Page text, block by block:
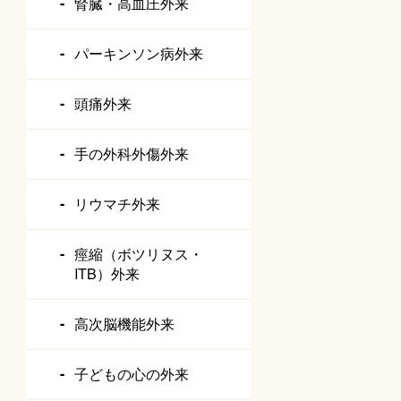
パーキンソン病外来
頭痛外来
手の外科外傷外来
リウマチ外来
痙縮（ボツリヌス・
ITB）外来
高次脳機能外来
子どもの心の外来